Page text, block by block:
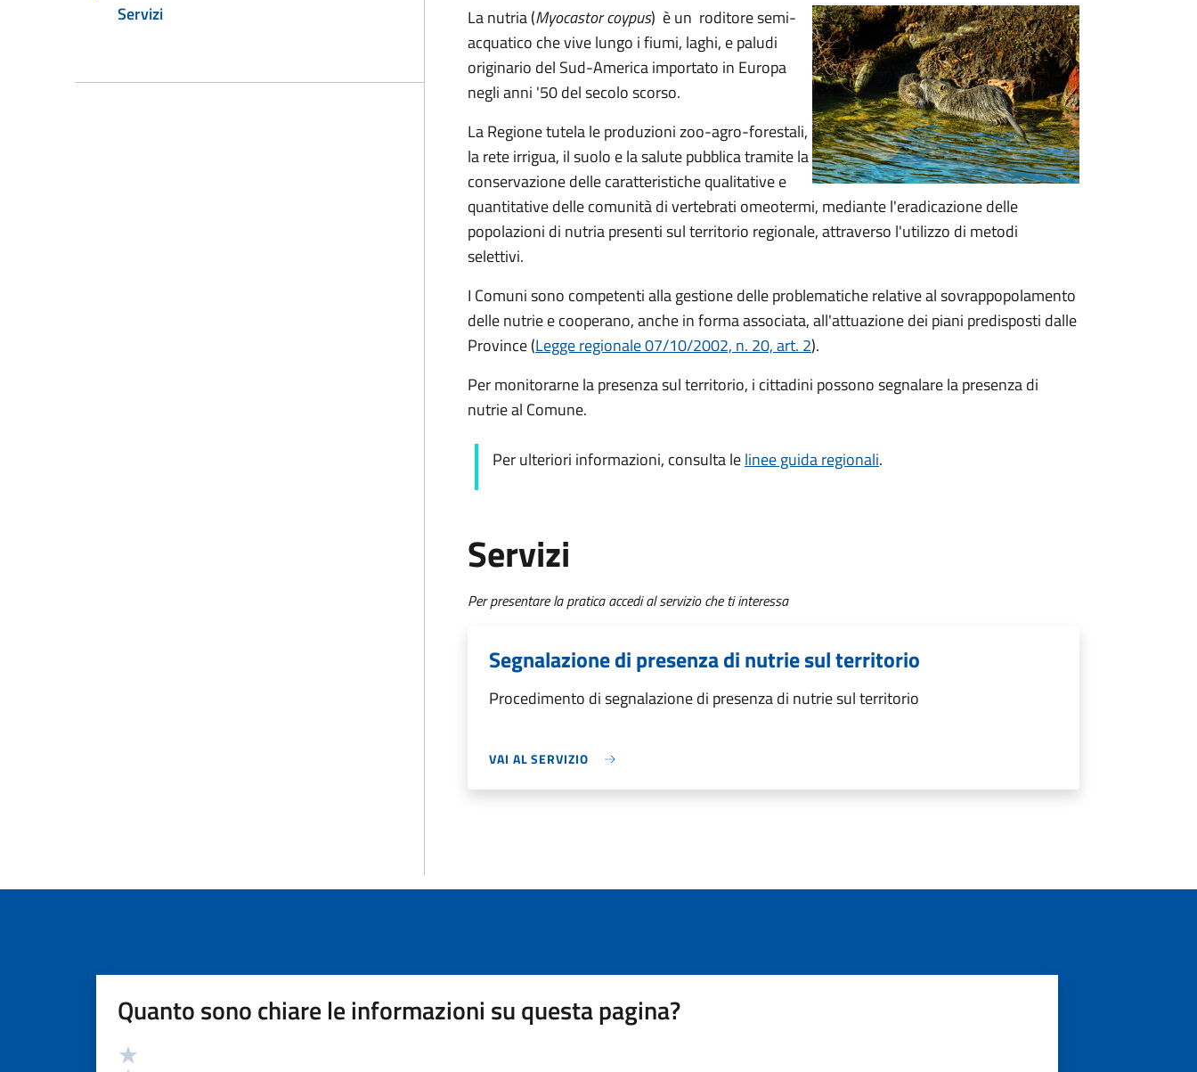
Servizi
La nutria (Myocastor coypus) è un roditore semi-
acquatico che vive lungo i fiumi, laghi, e paludi
originario del Sud-America importato in Europa
negli anni '50 del secolo scorso.
La Regione tutela le produzioni zoo-agro-forestali,
la rete irrigua, il suolo e la salute pubblica tramite la
conservazione delle caratteristiche qualitative e
quantitative delle comunità di vertebrati omeotermi, mediante l'eradicazione delle
popolazioni di nutria presenti sul territorio regionale, attraverso l'utilizzo di metodi
selettivi.
I Comuni sono competenti alla gestione delle problematiche relative al sovrappopolamento
delle nutrie e cooperano, anche in forma associata, all'attuazione dei piani predisposti dalle
Province (Legge regionale 07/10/2002, n. 20, art. 2).
Per monitorarne la presenza sul territorio, i cittadini possono segnalare la presenza di
nutrie al Comune.
Per ulteriori informazioni, consulta lelinee guida regionali.
Servizi
Per presentare la pratica accedi al servizio che ti interessa
Segnalazione di presenza di nutrie sul territorio
Procedimento di segnalazione di presenza di nutrie sul territorio
VAI AL SERVIZIO
Quanto sono chiare le informazioni su questa pagina?
Valutazione